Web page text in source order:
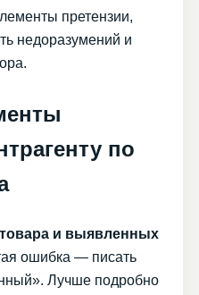
претензии,
недоразумений и
по
и выявленных
ошибка — писать
Лучше подробно